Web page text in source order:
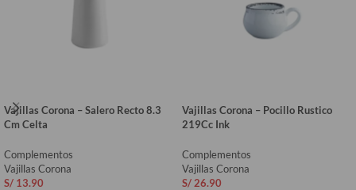
Vajillas Corona – Salero Recto 8.3
Cm Celta
Complementos
Vajillas Corona
S/ 13.90
Vajillas Corona – Pocillo Rustico
219Cc Ink
Complementos
Vajillas Corona
S/ 26.90